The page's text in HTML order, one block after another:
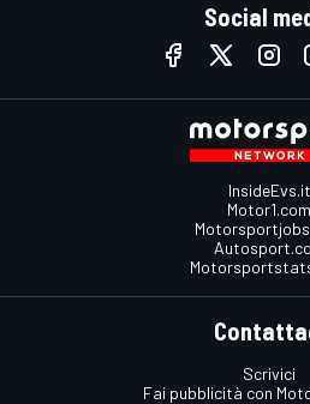
Social
InsideEvs.it
Motor1.com
Scrivici
Fai pubblicità con